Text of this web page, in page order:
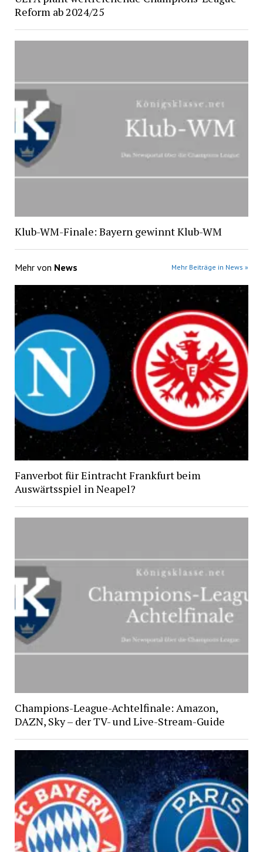
Reform ab 2024/25
Klub-WM-Finale: Bayern gewinnt Klub-WM
Mehr von News Mehr Beiträge in News »
Fanverbot für Eintracht Frankfurt beim
Auswärtsspiel in Neapel?
Champions-League-Achtelfinale: Amazon,
DAZN, Sky – der TV- und Live-Stream-Guide